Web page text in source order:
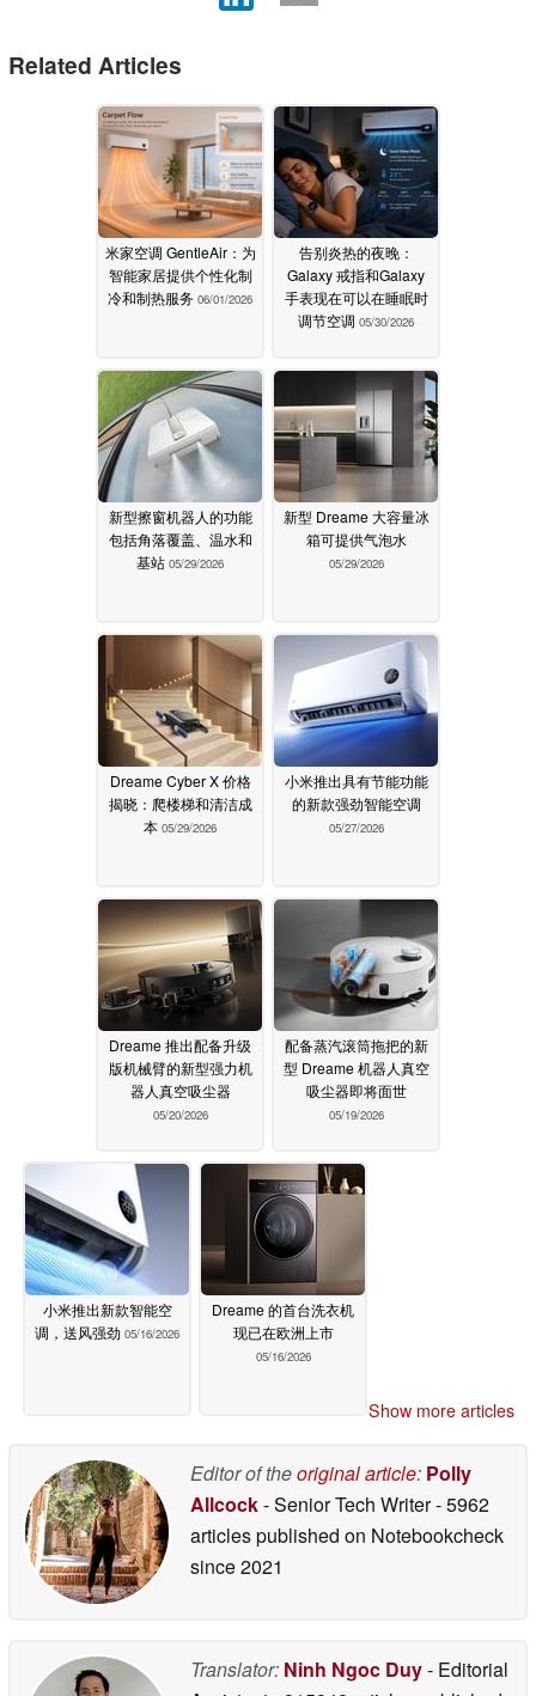
Related Articles
米家空调 GentleAir：为
智能家居提供个性化制
冷和制热服务 06/01/2026
告别炎热的夜晚：
Galaxy 戒指和Galaxy
手表现在可以在睡眠时
调节空调 05/30/2026
新型擦窗机器人的功能
包括角落覆盖、温水和
基站 05/29/2026
新型 Dreame 大容量冰
箱可提供气泡水
05/29/2026
Dreame Cyber X 价格
揭晓：爬楼梯和清洁成
本 05/29/2026
小米推出具有节能功能
的新款强劲智能空调
05/27/2026
Dreame 推出配备升级
版机械臂的新型强力机
器人真空吸尘器
05/20/2026
配备蒸汽滚筒拖把的新
型 Dreame 机器人真空
吸尘器即将面世
05/19/2026
小米推出新款智能空
调，送风强劲 05/16/2026
Dreame 的首台洗衣机
现已在欧洲上市
05/16/2026
Show more articles
Editor of theoriginal article: Polly
Allcock- Senior Tech Writer- 5962
articles published on Notebookcheck
since 2021
Translator: Ninh Ngoc Duy- Editorial